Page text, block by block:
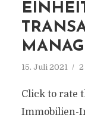
15. Juli 2021
Click to rate
Immobilien-